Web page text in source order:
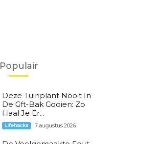
Populair
Deze Tuinplant Nooit In
De Gft-Bak Gooien: Zo
Haal Je Er...
Lifehacks 7 augustus 2026